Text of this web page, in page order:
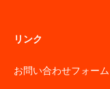
リンク
お問い合わせフォーム